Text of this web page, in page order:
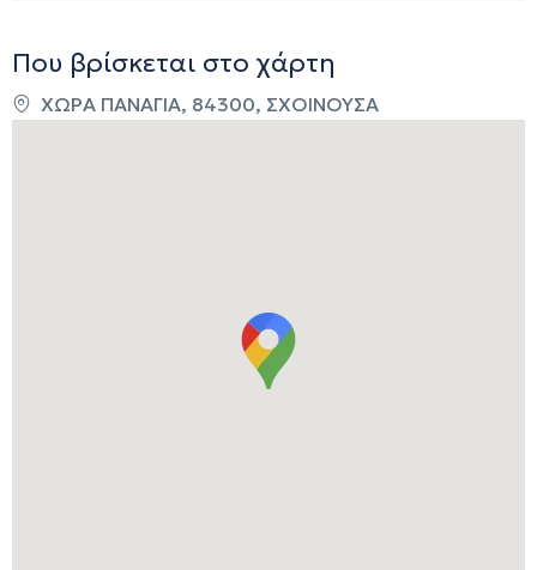
Που βρίσκεται στο χάρτη
ΧΩΡΑ ΠΑΝΑΓΙΑ, 84300, ΣΧΟΙΝΟΥΣΑ